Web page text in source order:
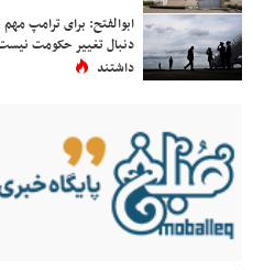
ابوالفتح: برای ترامپ
دنبال تغییر حکومت
داشتند